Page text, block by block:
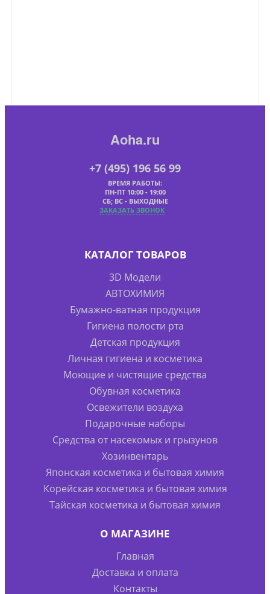
Aoha.ru
+7 (495) 196 56 99
ВРЕМЯ РАБОТЫ:
ПН-ПТ 10:00 - 19:00
СБ; ВС - ВЫХОДНЫЕ
ЗАКАЗАТЬ ЗВОНОК
КАТАЛОГ ТОВАРОВ
3D Модели
АВТОХИМИЯ
Бумажно-ватная продукция
Гигиена полости рта
Детская продукция
Личная гигиена и косметика
Моющие и чистящие средства
Обувная косметика
Освежители воздуха
Подарочные наборы
Средства от насекомых и грызунов
Хозинвентарь
Японская косметика и бытовая химия
Корейская косметика и бытовая химия
Тайская косметика и бытовая химия
О МАГАЗИНЕ
Главная
Доставка и оплата
Контакты